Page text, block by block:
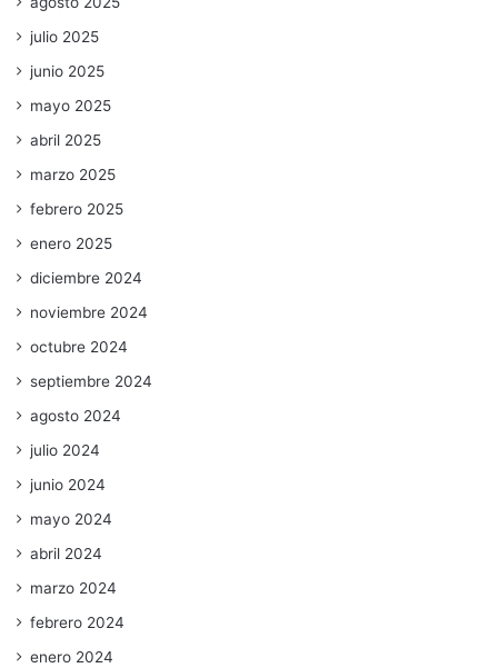
julio 2025
junio 2025
mayo 2025
abril 2025
marzo 2025
febrero 2025
enero 2025
diciembre 2024
noviembre 2024
octubre 2024
septiembre 2024
agosto 2024
julio 2024
junio 2024
mayo 2024
abril 2024
marzo 2024
febrero 2024
enero 2024